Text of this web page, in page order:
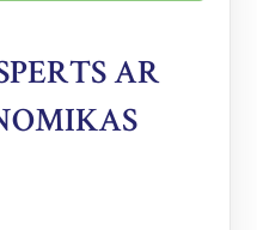
AR